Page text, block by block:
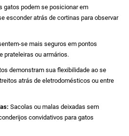
gatos podem se posicionar em
esconder atrás de cortinas para observar
se mais seguros em pontos
prateleiras ou armários.
demonstram sua flexibilidade ao se
atrás de eletrodomésticos ou entre
Sacolas ou malas deixadas sem
convidativos para gatos